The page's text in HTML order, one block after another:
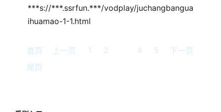
***s://***.ssrfun.***/vodplay/juchangbangua
ihuamao-1-1.html
首页 上一页 1 2 4 5
下一页
尾页